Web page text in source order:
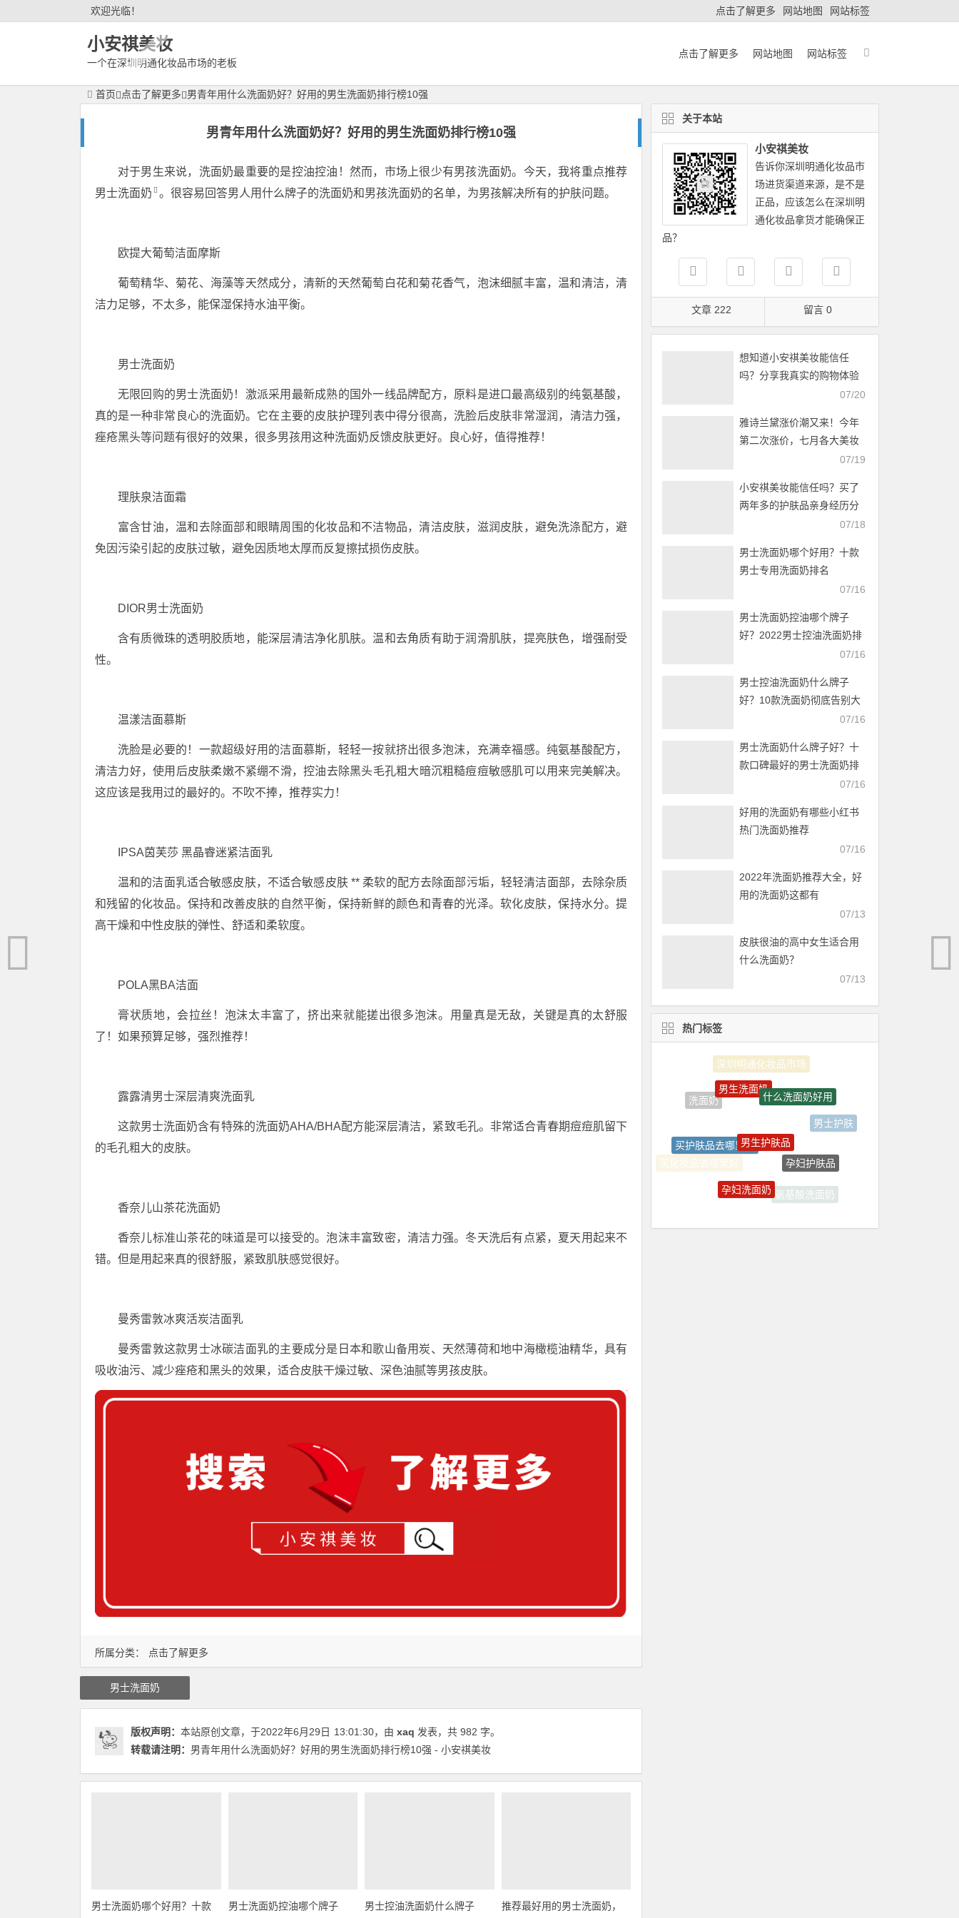
欢迎光临！ 点击了解更多 网站地图 网站标签
小安祺美妆
一个在深圳明通化妆品市场的老板
点击了解更多 网站地图 网站标签
首页 点击了解更多 男青年用什么洗面奶好？好用的男生洗面奶排行榜10强
男青年用什么洗面奶好？好用的男生洗面奶排行榜10强
所属分类： 点击了解更多
对于男生来说，洗面奶最重要的是控油控油！然而，市场上很少有男孩洗面奶。今天，我将重点推荐
男士洗面奶
。很容易回答男人用什么牌子的洗面奶和男孩洗面奶的名单，为男孩解决所有的护肤问题。
欧提大葡萄洁面摩斯
葡萄精华、菊花、海藻等天然成分，清新的天然葡萄白花和菊花香气，泡沫细腻丰富，温和清洁，清
洁力足够，不太多，能保湿保持水油平衡。
男士洗面奶
无限回购的男士洗面奶！激派采用最新成熟的国外一线品牌配方，原料是进口最高级别的纯氨基酸，
真的是一种非常良心的洗面奶。它在主要的皮肤护理列表中得分很高，洗脸后皮肤非常湿润，清洁力强，
痤疮黑头等问题有很好的效果，很多男孩用这种洗面奶反馈皮肤更好。良心好，值得推荐！
理肤泉洁面霜
富含甘油，温和去除面部和眼睛周围的化妆品和不洁物品，清洁皮肤，滋润皮肤，避免洗涤配方，避
免因污染引起的皮肤过敏，避免因质地太厚而反复擦拭损伤皮肤。
DIOR男士洗面奶
含有质微珠的透明胶质地，能深层清洁净化肌肤。温和去角质有助于润滑肌肤，提亮肤色，增强耐受
性。
温漾洁面慕斯
洗脸是必要的！一款超级好用的洁面慕斯，轻轻一按就挤出很多泡沫，充满幸福感。纯氨基酸配方，
清洁力好，使用后皮肤柔嫩不紧绷不滑，控油去除黑头毛孔粗大暗沉粗糙痘痘敏感肌可以用来完美解决。
这应该是我用过的最好的。不吹不捧，推荐实力！
IPSA茵芙莎 黑晶睿迷紧洁面乳
温和的洁面乳适合敏感皮肤，不适合敏感皮肤 ** 柔软的配方去除面部污垢，轻轻清洁面部，去除杂质
和残留的化妆品。保持和改善皮肤的自然平衡，保持新鲜的颜色和青春的光泽。软化皮肤，保持水分。提
高干燥和中性皮肤的弹性、舒适和柔软度。
POLA黑BA洁面
膏状质地，会拉丝！泡沫太丰富了，挤出来就能搓出很多泡沫。用量真是无敌，关键是真的太舒服
了！如果预算足够，强烈推荐！
露露清男士深层清爽洗面乳
这款男士洗面奶含有特殊的洗面奶AHA/BHA配方能深层清洁，紧致毛孔。非常适合青春期痘痘肌留下
的毛孔粗大的皮肤。
香奈儿山茶花洗面奶
香奈儿标准山茶花的味道是可以接受的。泡沫丰富致密，清洁力强。冬天洗后有点紧，夏天用起来不
错。但是用起来真的很舒服，紧致肌肤感觉很好。
曼秀雷敦冰爽活炭洁面乳
曼秀雷敦这款男士冰碳洁面乳的主要成分是日本和歌山备用炭、天然薄荷和地中海橄榄油精华，具有
吸收油污、减少痤疮和黑头的效果，适合皮肤干燥过敏、深色油腻等男孩皮肤。
男士洗面奶
版权声明： 本站原创文章，于2022年6月29日 13:01:30，由 xaq 发表，共 982 字。
转载请注明： 男青年用什么洗面奶好？好用的男生洗面奶排行榜10强 - 小安祺美妆
男士洗面奶哪个好用？十款
男士洗面奶控油哪个牌子
男士控油洗面奶什么牌子
推荐最好用的男士洗面奶，
关于本站
小安祺美妆
告诉你深圳明通化妆品市
场进货渠道来源，是不是
正品，应该怎么在深圳明
通化妆品拿货才能确保正
品？
文章 222 留言 0
想知道小安祺美妆能信任
吗？分享我真实的购物体验
07/20
雅诗兰黛涨价潮又来！今年
第二次涨价，七月各大美妆
07/19
小安祺美妆能信任吗？买了
两年多的护肤品亲身经历分
07/18
男士洗面奶哪个好用？十款
男士专用洗面奶排名
07/16
男士洗面奶控油哪个牌子
好？2022男士控油洗面奶排
07/16
男士控油洗面奶什么牌子
好？10款洗面奶彻底告别大
07/16
男士洗面奶什么牌子好？十
款口碑最好的男士洗面奶排
07/16
好用的洗面奶有哪些小红书
热门洗面奶推荐
07/16
2022年洗面奶推荐大全，好
用的洗面奶这都有
07/13
皮肤很油的高中女生适合用
什么洗面奶？
07/13
热门标签
洗面奶
什么洗面奶好用
男士护肤
买化妆品去哪里好
买护肤品去哪里好
孕妇护肤品
氨基酸洗面奶
男士洗面奶